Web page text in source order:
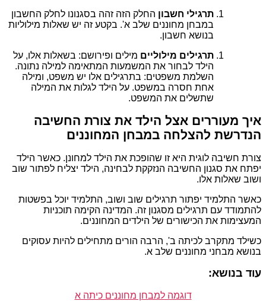
תרגילי חשבון החלק הזה זהה בסגנונו לחלק החשבון
במבחן מחוננים שלב א'. בקטע זה יש שאלות מילוליות
בנושא חשבון.
תרגילים מילוליים מילים ופירושם: בשאלות אלו, על
הילד לבחור את המשמעות המתאימה למילה נתונה.
השלמת משפטים: בתרגילים אלו יש משפט, ומילה
אחת חסרה במשפט. על הילד לגלות את המילה
שתשלים את המשפט.
איך מעוררים אצל הילד את צורת החשיבה
הנדרשת להצלחה במבחן המחוננים
צורת חשיבה לוגית היא זו שהופכת את הילד למחונן. כאשר הילד
יפתח את סגנון החשיבה הנזקקת לבחינה, הילד יצליח לפתור שוב
ושוב שאלות אלו.
כאשר התלמיד יפתור תרגילים שוב ושוב, התלמיד יוכל בפשטות
להתמודד עם תרגילים מסגנון זה. המדינה הקימה תוכניות
המעצימות את הכישורים של הילדים המחוננים.
כשילד מתקרב לכיתה ב', הרבה הורים מתחילים להיות עסוקים
בנושא מבחני מחוננים שלב א.
עוד בנושא:
דוגמה למבחן מחוננים כיתה א